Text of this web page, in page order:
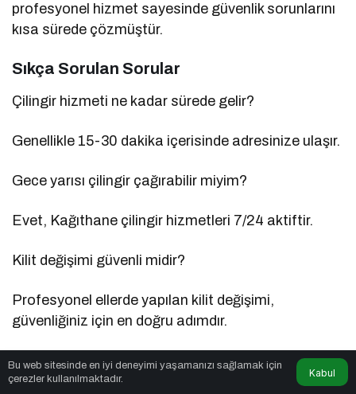
profesyonel hizmet sayesinde güvenlik sorunlarını
kısa sürede çözmüştür.
Sıkça Sorulan Sorular
Çilingir hizmeti ne kadar sürede gelir?
Genellikle 15-30 dakika içerisinde adresinize ulaşır.
Gece yarısı çilingir çağırabilir miyim?
Evet, Kağıthane çilingir hizmetleri 7/24 aktiftir.
Kilit değişimi güvenli midir?
Profesyonel ellerde yapılan kilit değişimi,
güvenliğiniz için en doğru adımdır.
Oto çilingir aracımı açarken zarar verir mi?
Bu web sitesinde en iyi deneyimi yaşamanızı sağlamak için
çerezler kullanılmaktadır.
Kabul